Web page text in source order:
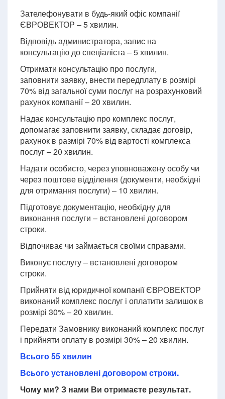
Зателефонувати в будь-який офіс компанії
ЄВРОВЕКТОР – 5 хвилин.
Відповідь администратора, запис на
консультацію до спеціаліста – 5 хвилин.
Отримати консультацію про послуги,
заповнити заявку, внести передплату в розмірі
70% від загальної суми послуг на розрахунковий
рахунок компанії – 20 хвилин.
Надає консультацію про комплекс послуг,
допомагає заповнити заявку, складає договір,
рахунок в размірі 70% від вартості комплекса
послуг – 20 хвилин.
Надати особисто, через уповноважену особу чи
через поштове відділення (документи, необхідні
для отримання послуги) – 10 хвилин.
Підготовує документацію, необхідну для
виконання послуги – встановлені договором
строки.
Відпочиває чи займається своїми справами.
Виконує послугу – встановлені договором
строки.
Прийняти від юридичної компанії ЄВРОВЕКТОР
виконаний комплекс послуг і оплатити залишок в
розмірі 30% – 20 хвилин.
Передати Замовнику виконаний комплекс послуг
і прийняти оплату в розмірі 30% – 20 хвилин.
Всього 55 хвилин
Всього установлені договором строки.
Чому ми? З нами Ви отримаєте результат.